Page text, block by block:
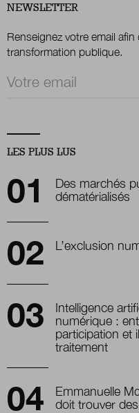
NEWSLETTER
Renseignez votre email
transformation publique.
Email *
LES PLUS LUS
Des marchés
dématérialisés
L’exclusion
Intelligence
numérique :
participation et
traitement
Emmanuelle
doit trouver